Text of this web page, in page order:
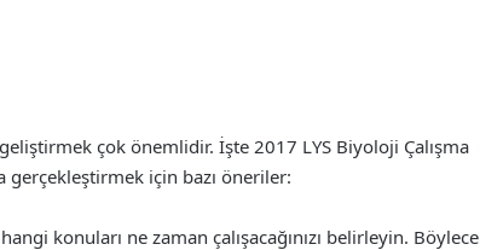
çok önemlidir. İşte 2017 LYS Biyoloji Çalışma
gerçekleştirmek için bazı öneriler:
konuları ne zaman çalışacağınızı belirleyin. Böylece